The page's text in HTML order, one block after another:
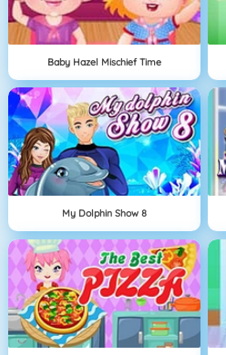
Baby Hazel Mischief Time
My Dolphin Show 8